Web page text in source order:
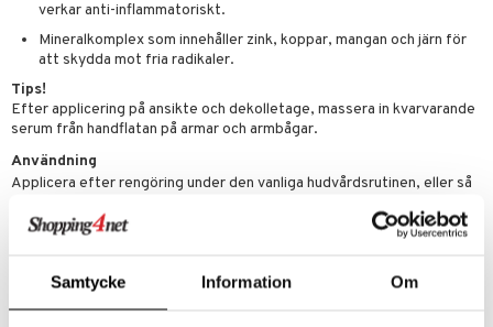
Samtycke Information Om
verkar anti-inflammatoriskt.
Mineralkomplex som innehåller zink, koppar, mangan och järn för
att skydda mot fria radikaler.
Tips!
Efter applicering på ansikte och dekolletage, massera in kvarvarande
serum från handflatan på armar och armbågar.
Användning
Applicera efter rengöring under den vanliga hudvårdsrutinen, eller så
Ingredienser
Hydrolyzed Silk, Algae Extract, Mel (Honey) Extract,
Saccharomyces/Iron Ferment, Saccharomyces/Copper Ferment,
Saccharomyces/Silicon Ferment, Saccharomyces/Zinc Ferment,